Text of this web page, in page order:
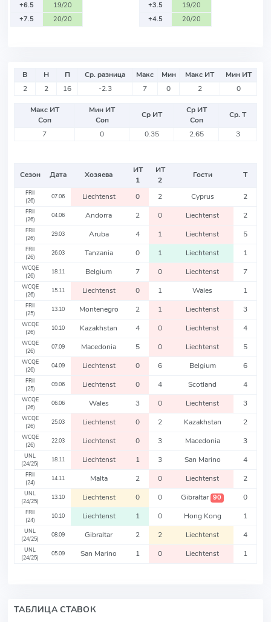
+6.5
19/20
+7.5
20/20
+3.5
19/20
+4.5
20/20
В Н П Ср. разница Макс Мин Макс ИТ
Мин ИТ
2
2 16 -2.3 7 0 2 0
Макс ИТ
Соп
Мин ИТ
Соп
Ср ИТ
Ср ИТ
Соп
Ср. Т
7
0 0.35 2.65 3
Сезон Дата Хозяева
ИТ
1
ИТ
2
Гости Т
FRII
(26)
07.06 Liechtenst 0 2 Cyprus 2
FRII
(26)
04.06 Andorra 2 0 Liechtenst 2
FRII
(26)
29.03 Aruba 4 1 Liechtenst 5
FRII
(26)
26.03 Tanzania 0 1 Liechtenst 1
WCQE
(26)
18.11 Belgium 7 0 Liechtenst 7
WCQE
(26)
15.11 Liechtenst 0 1 Wales 1
FRII
(25)
13.10 Montenegro 2 1 Liechtenst 3
WCQE
(26)
10.10 Kazakhstan 4 0 Liechtenst 4
WCQE
(26)
07.09 Macedonia 5 0 Liechtenst 5
WCQE
(26)
04.09 Liechtenst 0 6 Belgium 6
FRII
(25)
09.06 Liechtenst 0 4 Scotland 4
WCQE
(26)
06.06 Wales 3 0 Liechtenst 3
WCQE
(26)
25.03 Liechtenst 0 2 Kazakhstan 2
WCQE
(26)
22.03 Liechtenst 0 3 Macedonia 3
UNL
(24/25)
18.11 Liechtenst 1 3 San Marino 4
FRII
(24)
14.11 Malta 2 0 Liechtenst 2
UNL
(24/25)
13.10 Liechtenst 0 0 Gibraltar 90 0
FRII
(24)
10.10 Liechtenst 1 0 Hong Kong 1
UNL
(24/25)
08.09 Gibraltar 2 2 Liechtenst 4
UNL
(24/25)
05.09 San Marino 1 0 Liechtenst 1
ТАБЛИЦА СТАВОК